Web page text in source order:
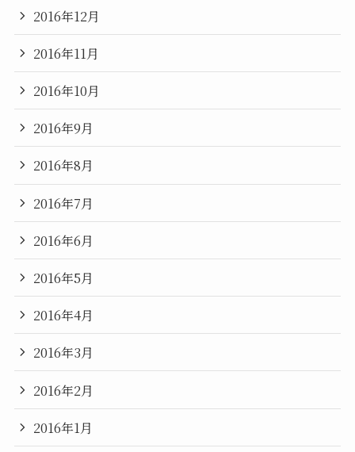
2016年12月
2016年11月
2016年10月
2016年9月
2016年8月
2016年7月
2016年6月
2016年5月
2016年4月
2016年3月
2016年2月
2016年1月